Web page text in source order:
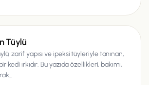
Tüylü
zarif yapısı ve ipeksi tüyleriyle tanınan,
kedi ırkıdır. Bu yazıda özellikleri, bakımı,